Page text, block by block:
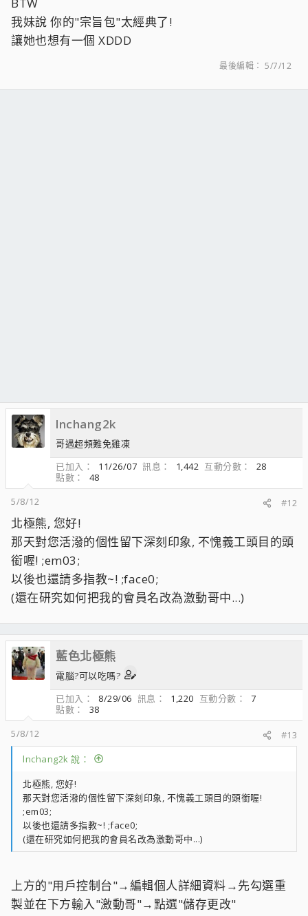
我妹說 你的"宗旨包"太經典了!
讓她也想有一個 XDDD
最後編輯： 5/7/12
lnchang2k
哥遇超頻難免雞凍
已加入
11/26/07 訊息 1,442 互動分數
28
點數
48
5/8/12
#12
北極熊, 您好!
那天對您活潑的個性留下深刻印象, 不愧義工頭目的頭
銜喔! ;em03;
以後也還請多指教~! ;face0;
(還在研究如何把我的會員名改為激動哥中...)
藍色北極熊
電腦?可以吃嗎?
已加入
8/29/06 訊息 1,220 互動分數
7
點數
38
5/8/12
#13
lnchang2k 說：
北極熊, 您好!
那天對您活潑的個性留下深刻印象, 不愧義工頭目的頭銜喔!
;em03;
以後也還請多指教~! ;face0;
(還在研究如何把我的會員名改為激動哥中...)
上方的"用戶控制台"→編輯個人詳細資料→先勾選重
製並在下方輸入"激動哥"→點選"儲存更改"